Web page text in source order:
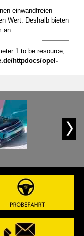
einwandfreien
Wert. Deshalb bieten
an.
1 to be resource,
httpdocs/opel-